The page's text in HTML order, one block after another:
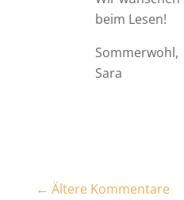
beim Lesen!
Sommerwohl,
Sara
← Ältere Kommentare